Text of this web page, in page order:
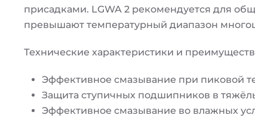
присадками. LGWA 2 рекомендуется для
превышают температурный диапазон
Технические характеристики и
Эффективное смазывание при пиковой
Защита ступичных подшипников в
Эффективное смазывание во влажных